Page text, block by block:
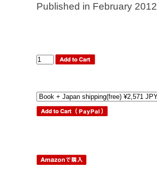
Published in February 2012